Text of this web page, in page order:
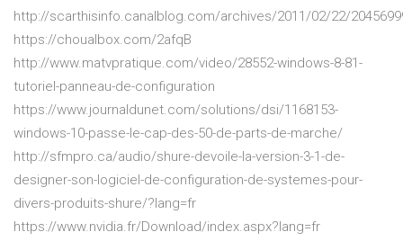
http://scarthisinfo.canalblog.com/archives/2011/02/22/
https://choualbox.com/2afqB
http://www.matvpratique.com/video/28552-windows-8-81-
tutoriel-panneau-de-configuration
https://www.journaldunet.com/solutions/dsi/1168153-
windows-10-passe-le-cap-des-50-de-parts-de-marche/
http://sfmpro.ca/audio/shure-devoile-la-version-3-1-de-
designer-son-logiciel-de-configuration-de-systemes-pour-
divers-produits-shure/?lang=fr
https://www.nvidia.fr/Download/index.aspx?lang=fr